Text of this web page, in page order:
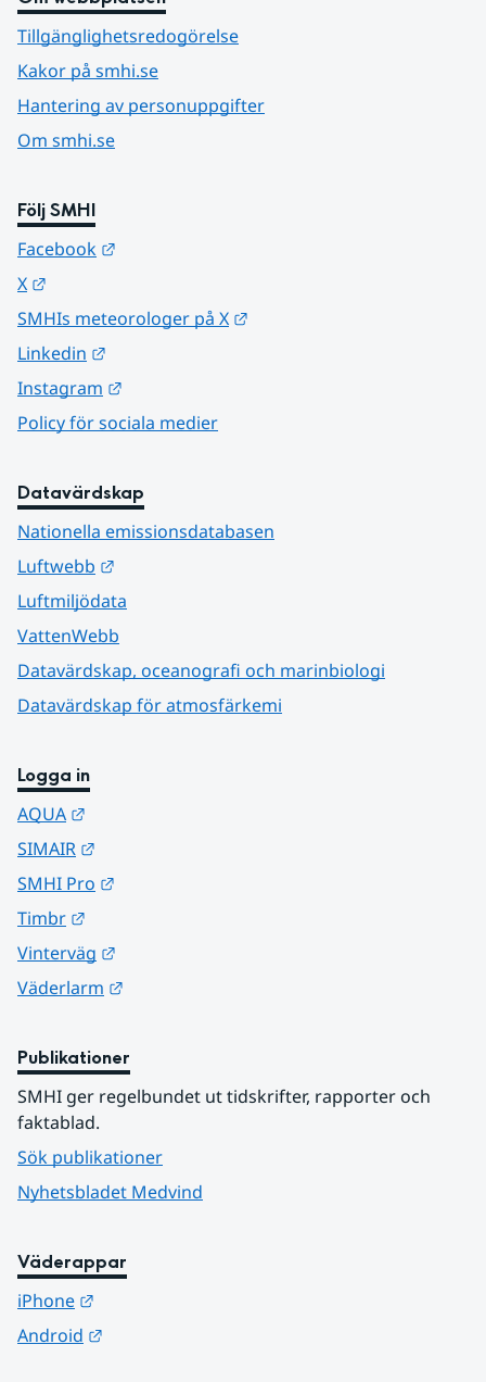
Tillgänglighetsredogörelse
Kakor på smhi.se
Hantering av personuppgifter
Om smhi.se
Följ SMHI
Facebook
X
SMHIs meteorologer på X
Linkedin
Instagram
Policy för sociala medier
Datavärdskap
Nationella emissionsdatabasen
Luftwebb
Luftmiljödata
VattenWebb
Datavärdskap, oceanografi och marinbiologi
Datavärdskap för atmosfärkemi
Logga in
AQUA
SIMAIR
SMHI Pro
Timbr
Vinterväg
Väderlarm
Publikationer
SMHI ger regelbundet ut tidskrifter, rapporter och
faktablad.
Sök publikationer
Nyhetsbladet Medvind
Väderappar
iPhone
Android